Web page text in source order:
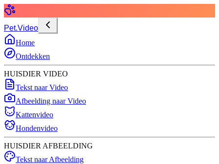
Pet.Video
Home
Ontdekken
HUISDIER VIDEO
Tekst naar Video
Afbeelding naar Video
Kattenvideo
Hondenvideo
HUISDIER AFBEELDING
Tekst naar Afbeelding